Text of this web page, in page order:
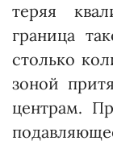
теряя
граница
столько
зоной
центрам.